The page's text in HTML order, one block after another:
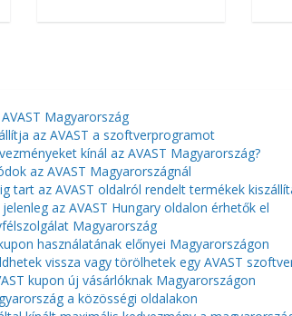
Magyarország
az AVAST a szoftverprogramot
kínál az AVAST Magyarország?
az AVAST Magyarországnál
tart az AVAST oldalról rendelt termékek
az AVAST Hungary oldalon érhetők el
Magyarország
használatának előnyei Magyarországon
vissza vagy törölhetek egy AVAST
kupon új vásárlóknak Magyarországon
a közösségi oldalakon